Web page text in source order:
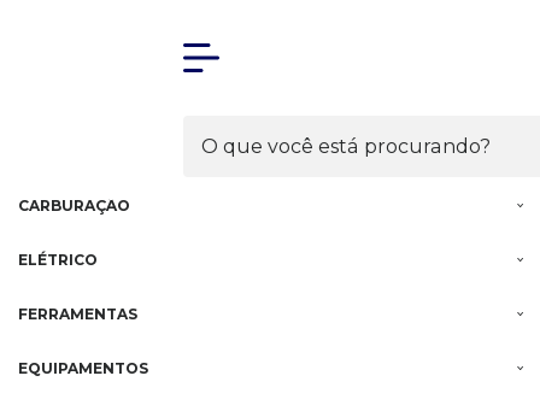
CARBURAÇÃO
ELÉTRICO
FERRAMENTAS
EQUIPAMENTOS